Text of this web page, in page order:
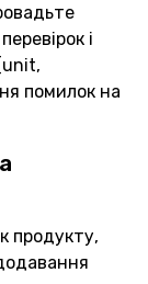
і
помилок на
продукту,